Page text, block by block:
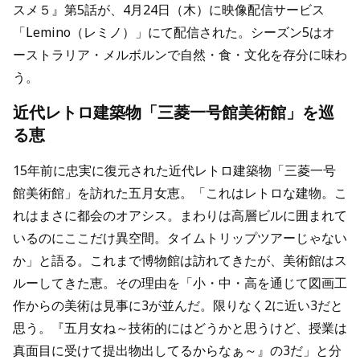
スメ５』第5話が、4月24日（木）に映像配信サービス
「Lemino（レミノ）」にて配信された。シーズン5はオ
ーストラリア・メルボルンで自然・食・文化を存分に味わ
う。
近代レトロ建築物「三菱一号館美術館」を巡
る恵
15年前に忠実に復元された近代レトロ建築物「三菱一号
館美術館」を訪れた五月女恵。「これはレトロな建物。こ
れはまさに都会のオアシス。まわりは高層ビルに囲まれて
いるのにここだけ異空間。タイムトリップツアーじゃない
か」と語る。これまで博物館は訪れてきたが、美術館はス
ルーしてきた恵。その理由を「小・中・高を通じて図画工
作からの美術は見事に3が並んだ。限りなく2に近い3だと
思う。『五月女ね～技術的にはどうかと思うけど、授業は
真面目に受けて提出物出してるからなぁ～』の3だ」と分